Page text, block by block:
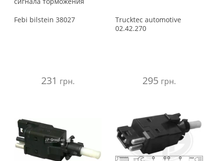
Febi bilstein 38027
231 грн.
Trucktec automotive
02.42.270
295 грн.